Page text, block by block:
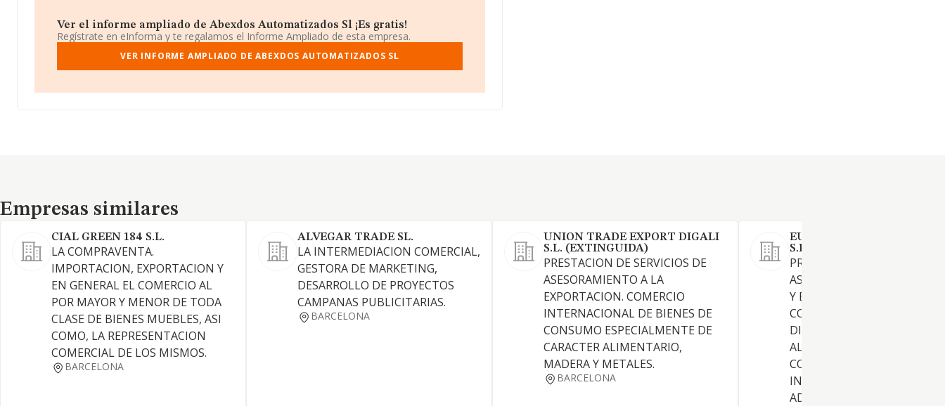
Ver el informe ampliado de Abexdos Automatizados Sl ¡Es gratis!
Regístrate en eInforma y te regalamos el Informe Ampliado de esta empresa.
VER INFORME AMPLIADO DE ABEXDOS AUTOMATIZADOS SL
Empresas similares
Empresas similares
CIAL GREEN 184 S.L.
LA COMPRAVENTA.
IMPORTACION, EXPORTACION Y
EN GENERAL EL COMERCIO AL
POR MAYOR Y MENOR DE TODA
CLASE DE BIENES MUEBLES, ASI
COMO, LA REPRESENTACION
COMERCIAL DE LOS MISMOS.
BARCELONA
ALVEGAR TRADE SL.
LA INTERMEDIACION COMERCIAL,
GESTORA DE MARKETING,
DESARROLLO DE PROYECTOS
CAMPANAS PUBLICITARIAS.
BARCELONA
UNION TRADE EXPORT DIGALI
S.L. (EXTINGUIDA)
PRESTACION DE SERVICIOS DE
ASESORAMIENTO A LA
EXPORTACION. COMERCIO
INTERNACIONAL DE BIENES DE
CONSUMO ESPECIALMENTE DE
CARACTER ALIMENTARIO,
MADERA Y METALES.
BARCELONA
EURO MUNTANET FOODS
S.L.
PRESTACION DE SERVICIOS
ASESORAMIENTO
Y ESTUDIOS
COMERCIALIZACION,
DISTRIBUCION DE
ALIMENTICIOS.
CONSTRUCCION,
INTERMEDIACION,
ADMINISTRACION,